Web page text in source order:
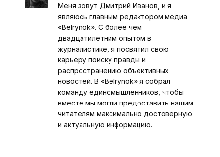
Меня зовут Дмитрий Иванов, и я
являюсь главным редактором медиа
«Belrynok». С более чем
двадцатилетним опытом в
журналистике, я посвятил свою
карьеру поиску правды и
распространению объективных
новостей. В «Belrynok» я собрал
команду единомышленников, чтобы
вместе мы могли предоставить нашим
читателям максимально достоверную
и актуальную информацию.